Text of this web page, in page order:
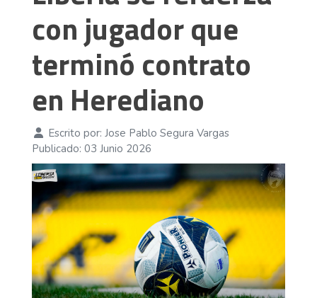
con jugador que
terminó contrato
en Herediano
Escrito por: Jose Pablo Segura Vargas
Publicado: 03 Junio 2026